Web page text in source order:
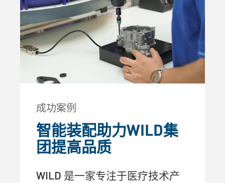
成功案例
智能装配助力WILD集
团提高品质
WILD 是一家专注于医疗技术产